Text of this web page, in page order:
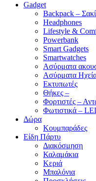
Gadget
Backpack –
Headphones
Lifestyle &
Powerbank
Smart Gadgets
Smartwatches
Ασύρματα
Ασύρματα
Εκτυπωτές
Θήκες –
Φορτιστές –
Φωτιστικά –
Δώρα
Κουμπαράδες
Είδη Πάρτυ
Διακόσμηση
Καλαμάκια
Κεριά
Μπαλόνια